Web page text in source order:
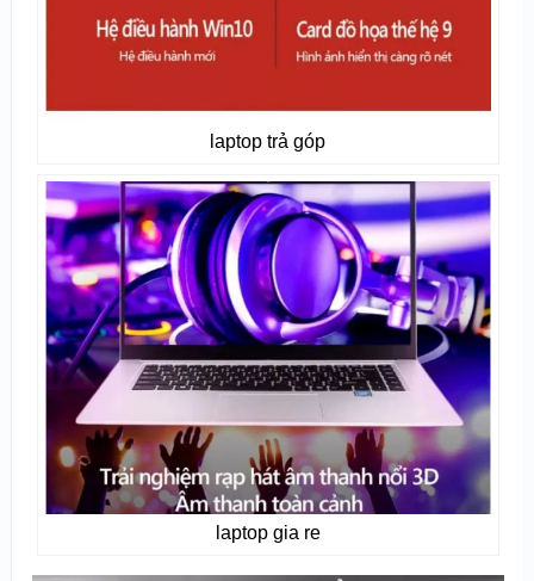
laptop trả góp
laptop gia re